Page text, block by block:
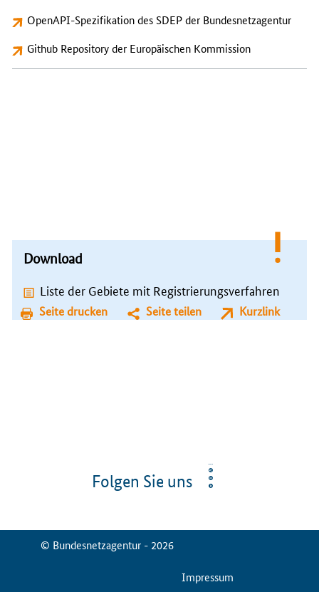
OpenAPI-Spezifikationdes SDEP der Bundesnetzagentur
Github Repositoryder Europäischen Kommission
Download
Liste der Gebiete mit Registrierungsverfahren
Seite drucken Seite teilen Kurzlink
Folgen Sie uns
© Bundesnetzagentur - 2026
ServiceMenuImpressum